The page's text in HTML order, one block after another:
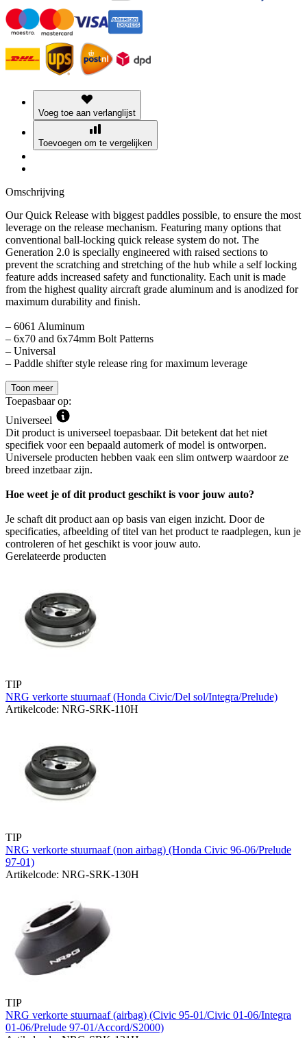
Voeg toe aan verlanglijst
Toevoegen om te vergelijken
Omschrijving
Our Quick Release with biggest paddles possible, to ensure the most
leverage on the release mechanism. Featuring many options that
conventional ball-locking quick release system do not. The
Generation 2.0 is specially engineered with raised sections to
prevent the scratching and stretching of the hub while a self locking
feature adds increased safety and functionality. Each unit is made
from the highest quality aircraft grade aluminum and is anodized for
maximum durability and finish.
– 6061 Aluminum
– 6x70 and 6x74mm Bolt Patterns
– Universal
– Paddle shifter style release ring for maximum leverage
Toon meer
Toepasbaar op:
Universeel
Dit product is universeel toepasbaar. Dit betekent dat het niet
specifiek voor een bepaald automerk of model is ontworpen.
Universele producten hebben vaak een slim ontwerp waardoor ze
breed inzetbaar zijn.
Hoe weet je of dit product geschikt is voor jouw auto?
Je schaft dit product aan op basis van eigen inzicht. Door de
specificaties, afbeelding of titel van het product te raadplegen, kun je
controleren of het geschikt is voor jouw auto.
Gerelateerde producten
TIP
NRG verkorte stuurnaaf (Honda Civic/Del sol/Integra/Prelude)
Artikelcode: NRG-SRK-110H
TIP
NRG verkorte stuurnaaf (non airbag) (Honda Civic 96-06/Prelude
97-01)
Artikelcode: NRG-SRK-130H
TIP
NRG verkorte stuurnaaf (airbag) (Civic 95-01/Civic 01-06/Integra
01-06/Prelude 97-01/Accord/S2000)